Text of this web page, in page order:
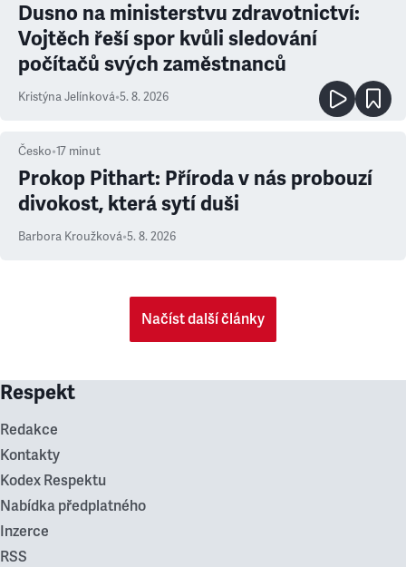
Dusno na ministerstvu zdravotnictví:
Vojtěch řeší spor kvůli sledování
počítačů svých zaměstnanců
Kristýna Jelínková•5. 8. 2026
Česko•17 minut
Prokop Pithart: Příroda v nás probouzí
divokost, která sytí duši
Barbora Kroužková•5. 8. 2026
Načíst další články
Respekt
Redakce
Kontakty
Kodex Respektu
Nabídka předplatného
Inzerce
RSS